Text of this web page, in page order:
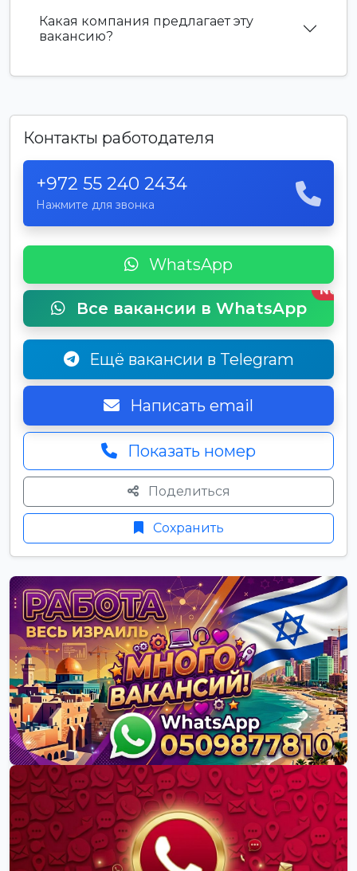
Какая компания предлагает эту
вакансию?
Контакты работодателя
+972 55 240 2434
Нажмите для звонка
WhatsApp
Все вакансии в WhatsApp
New
Ещё вакансии в Telegram
Написать email
Показать номер
Поделиться
Сохранить